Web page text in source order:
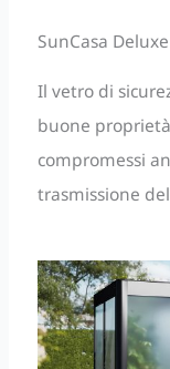
SunCasa Deluxe
Il vetro di
buone
compromessi
trasmissione